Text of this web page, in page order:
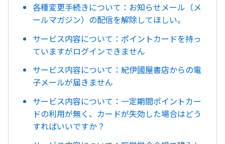
各種変更手続きについて：お知らせメール（メ
ールマガジン）の配信を解除してほしい。
サービス内容について：ポイントカードを持っ
ていますがログインできません
サービス内容について：紀伊國屋書店からの電
子メールが届きません
サービス内容について：一定期間ポイントカー
ドの利用が無く、カードが失効した場合はどう
すればいいですか？